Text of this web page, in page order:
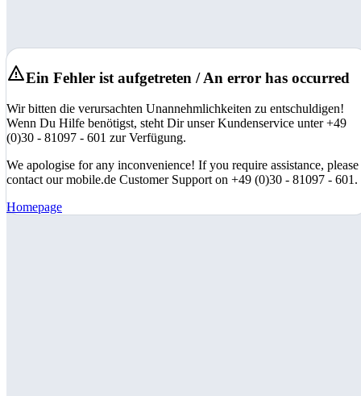
Ein Fehler ist aufgetreten / An error has occurred
Wir bitten die verursachten Unannehmlichkeiten zu entschuldigen!
Wenn Du Hilfe benötigst, steht Dir unser Kundenservice unter +49
(0)30 - 81097 - 601 zur Verfügung.
We apologise for any inconvenience! If you require assistance, please
contact our mobile.de Customer Support on +49 (0)30 - 81097 - 601.
Homepage